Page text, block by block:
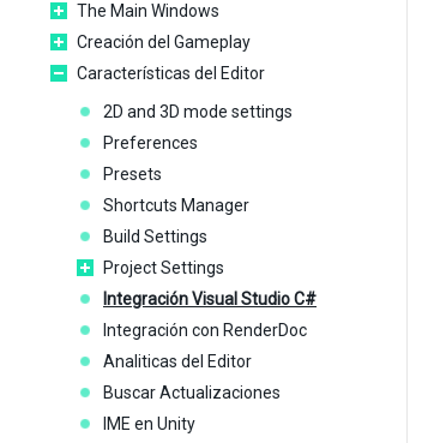
The Main Windows
Creación del Gameplay
Características del Editor
2D and 3D mode settings
Preferences
Presets
Shortcuts Manager
Build Settings
Project Settings
Integración Visual Studio C#
Integración con RenderDoc
Analiticas del Editor
Buscar Actualizaciones
IME en Unity